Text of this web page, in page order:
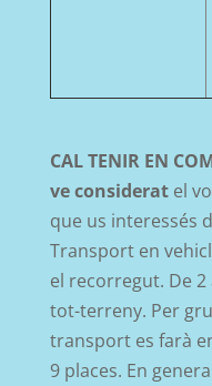
CAL TENIR EN
ve consideratel
que us interessés
Transport en
el recorregut. De 2
tot-terreny. Per
transport es farà
9 places. En